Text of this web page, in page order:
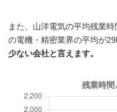
また、山洋電気の平均残業
の電機・精密業界の平均が29
少ない会社と言えます。